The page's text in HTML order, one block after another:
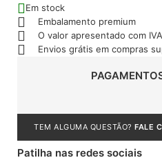
Em stock
Embalamento premium
O valor apresentado com
Envios grátis em compras
TEM ALGUMA QUESTÃO? FALE
Patilha nas redes sociais